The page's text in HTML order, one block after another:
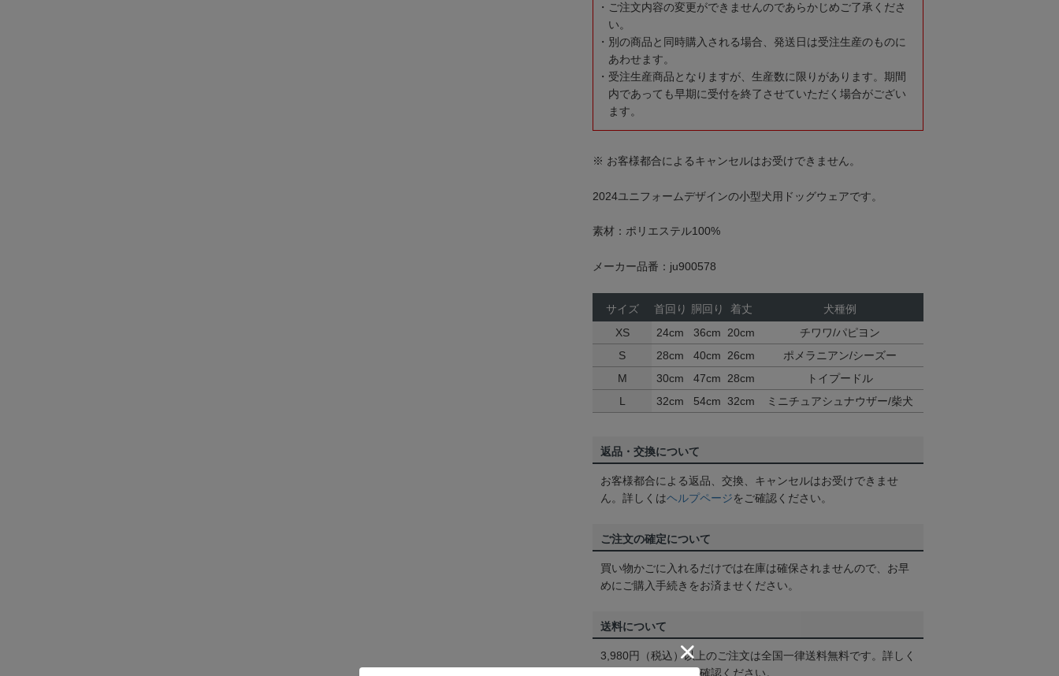
ご注文内容の変更ができませんのであらかじめご了承くださ
い。
別の商品と同時購入される場合、発送日は受注生産のものに
あわせます。
受注生産商品となりますが、生産数に限りがあります。期間
内であっても早期に受付を終了させていただく場合がござい
ます。
※ お客様都合によるキャンセルはお受けできません。
2024ユニフォームデザインの小型犬用ドッグウェアです。
素材：ポリエステル100%
メーカー品番：ju900578
サイズ 首回り 胴回り 着丈
犬種例
XS
24cm 36cm 20cm
チワワ/パピヨン
S
28cm 40cm 26cm
ポメラニアン/シーズー
M
30cm 47cm 28cm
トイプードル
L
32cm 54cm 32cm ミニチュアシュナウザー/柴犬
返品・交換について
お客様都合による返品、交換、キャンセルはお受けできませ
ん。詳しくはヘルプページをご確認ください。
ご注文の確定について
買い物かごに入れるだけでは在庫は確保されませんので、お早
めにご購入手続きをお済ませください。
送料について
3,980円（税込）以上のご注文は全国一律送料無料です。詳しく
をご確認ください。